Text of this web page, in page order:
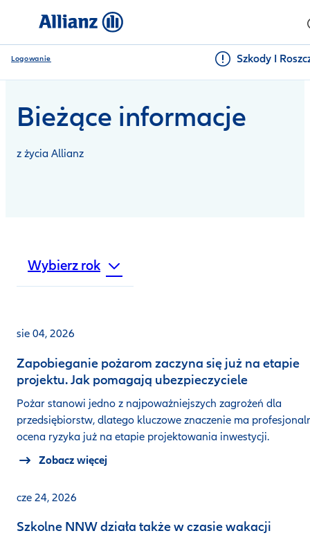
Logowanie Szkody I
Bieżące informacje
z życia Allianz
Wybierz rok
sie 04, 2026
Zapobieganie pożarom zaczyna się już na etapie
projektu. Jak pomagają ubezpieczyciele
Pożar stanowi jedno z najpoważniejszych zagrożeń dla
przedsiębiorstw, dlatego kluczowe znaczenie ma
ocena ryzyka już na etapie projektowania inwestycji.
Zobacz więcej
cze 24, 2026
Szkolne NNW działa także w czasie wakacji